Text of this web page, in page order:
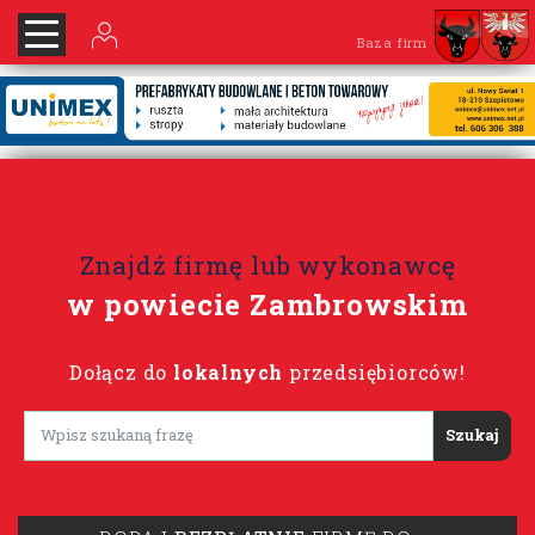
Baza firm
Znajdź firmę lub wykonawcę
w powiecie Zambrowskim
Dołącz do lokalnych przedsiębiorców!
Lorem ipsum